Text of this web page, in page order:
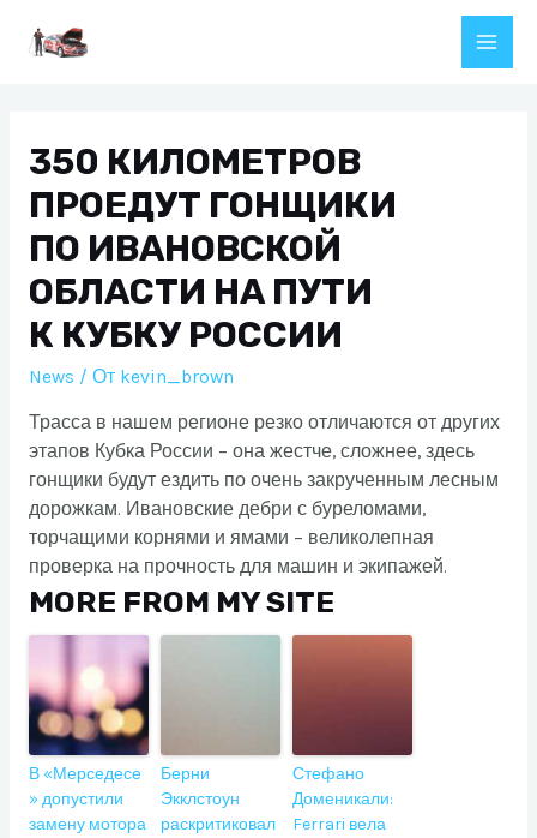
Main
350 КИЛОМЕТРОВ
ПРОЕДУТ ГОНЩИКИ
ПО ИВАНОВСКОЙ
ОБЛАСТИ НА ПУТИ
К КУБКУ РОССИИ
News / От kevin_brown
Трасса в нашем регионе резко отличаются от других
этапов Кубка России – она жестче, сложнее, здесь
гонщики будут ездить по очень закрученным лесным
дорожкам. Ивановские дебри с буреломами,
торчащими корнями и ямами – великолепная
проверка на прочность для машин и экипажей.
MORE FROM MY SITE
В «Мерседесе
» допустили
замену мотора
Берни
Экклстоун
раскритиковал
Стефано
Доменикали:
Ferrari вела